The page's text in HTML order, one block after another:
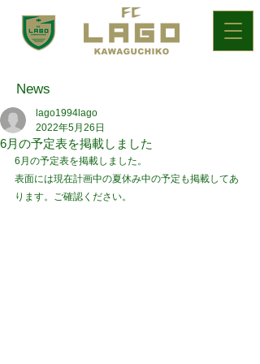
News
6月の予定表を掲載しました
lago1994lago
2022年5月26日
6月の予定表を掲載しました。
表面には現在計画中の夏休み中の予定も掲載してあ
ります。ご確認ください。